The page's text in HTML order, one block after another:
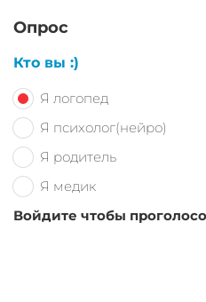
Опрос
Кто вы :)
Я логопед
Я психолог(нейро)
Я родитель
Я медик
Войдите чтобы